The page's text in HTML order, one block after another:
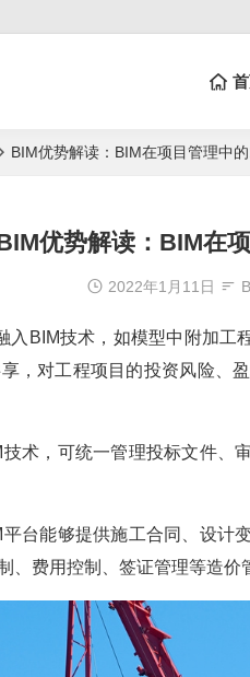
BIM优势解读：BIM在项目管理中
优势解读：BIM在
2022年1月11日
入BIM技术，如模型中附加
，对工程项目的投资风险、
技术，可统一管理投标文件
平台能够提供施工合同、设
、费用控制、签证管理等造价